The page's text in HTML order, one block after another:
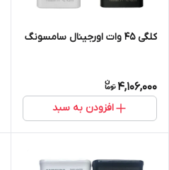
کلگی 45 وات اورجینال سامسونگ
4,106,000
افزودن به سبد